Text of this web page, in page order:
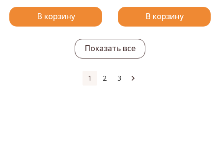
В корзину В корзину
Показать все
1 2 3